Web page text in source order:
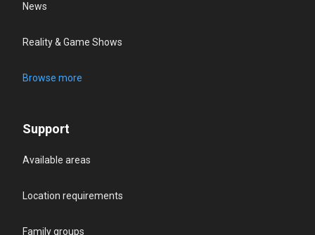
News
Reality & Game Shows
Browse more
Support
Available areas
Location requirements
Family groups